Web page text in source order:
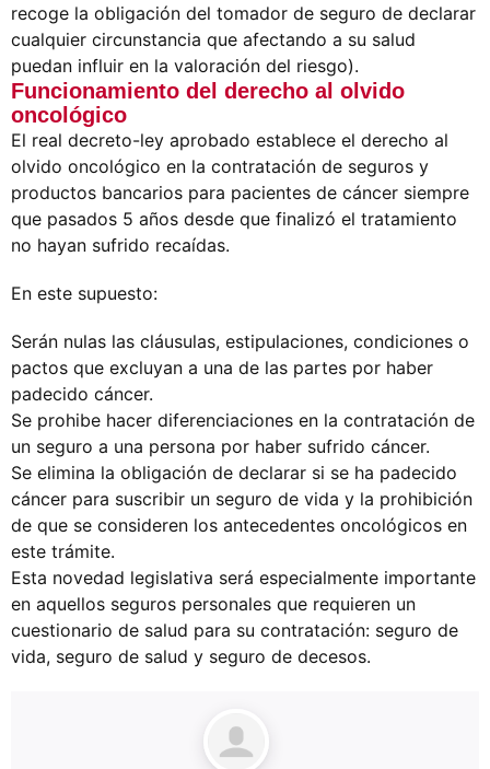
recoge la obligación del tomador de seguro de declarar
cualquier circunstancia que afectando a su salud
puedan influir en la valoración del riesgo).
Funcionamiento del derecho al olvido
oncológico
El real decreto-ley aprobado establece el derecho al
olvido oncológico en la contratación de seguros y
productos bancarios para pacientes de cáncer siempre
que pasados 5 años desde que finalizó el tratamiento
no hayan sufrido recaídas.
En este supuesto:
Serán nulas las cláusulas, estipulaciones, condiciones o
pactos que excluyan a una de las partes por haber
padecido cáncer.
Se prohibe hacer diferenciaciones en la contratación de
un seguro a una persona por haber sufrido cáncer.
Se elimina la obligación de declarar si se ha padecido
cáncer para suscribir un seguro de vida y la prohibición
de que se consideren los antecedentes oncológicos en
este trámite.
Esta novedad legislativa será especialmente importante
en aquellos seguros personales que requieren un
cuestionario de salud para su contratación: seguro de
vida, seguro de salud y seguro de decesos.